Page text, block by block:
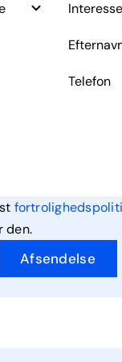
den.
Afsendelse